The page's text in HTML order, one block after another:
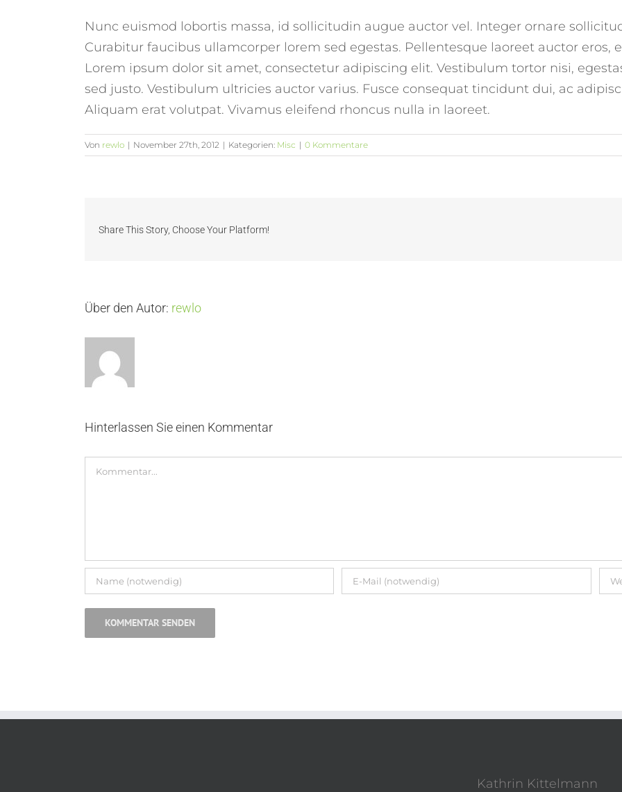
Nunc euismod lobortis massa, id sollicitudin augue auctor vel. Integer ornare
Curabitur faucibus ullamcorper lorem sed egestas. Pellentesque laoreet auctor eros,
Lorem ipsum dolor sit amet, consectetur adipiscing elit. Vestibulum tortor nisi,
sed justo. Vestibulum ultricies auctor varius. Fusce consequat tincidunt dui, ac
Aliquam erat volutpat. Vivamus eleifend rhoncus nulla in laoreet.
Von rewlo | November 27th, 2012 | Kategorien: Misc | 0 Kommentare
Share This Story, Choose Your Platform!
Über den Autor: rewlo
Hinterlassen Sie einen Kommentar
Kommentar
Kathrin Kittelmann